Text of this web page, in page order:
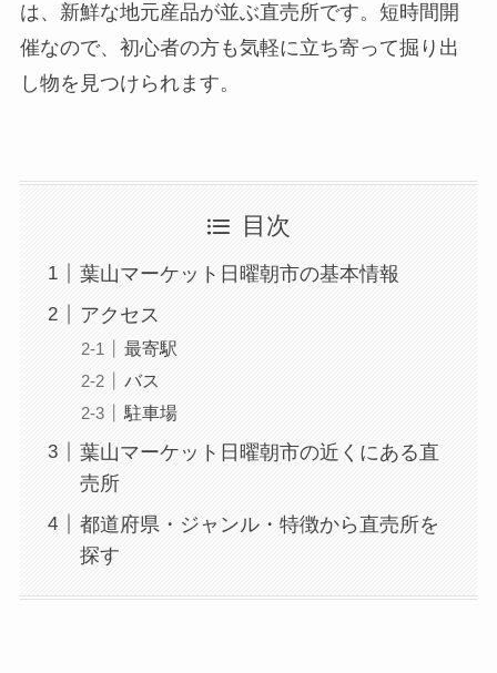
は、新鮮な地元産品が並ぶ直売所です。短時間開
催なので、初心者の方も気軽に立ち寄って掘り出
し物を見つけられます。
目次
葉山マーケット日曜朝市の基本情報
アクセス
最寄駅
バス
駐車場
葉山マーケット日曜朝市の近くにある直
売所
都道府県・ジャンル・特徴から直売所を
探す